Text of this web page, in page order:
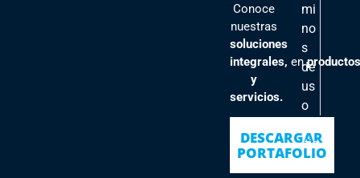
Conoce
nuestras
soluciones
integrales, enproductos
y
servicios.
DESCARGAR
PORTAFOLIO
mi
no
s
de
us
o
ític
as